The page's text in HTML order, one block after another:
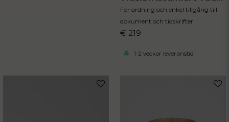
För ordning och enkel tillgång till
dokument och tidskrifter
€ 219
1-2 veckor leveranstid